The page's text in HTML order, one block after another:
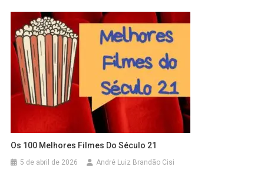
Os 100 Melhores Filmes Do Século 21
5 de abril de 2026 André Luiz Brandão Cisi